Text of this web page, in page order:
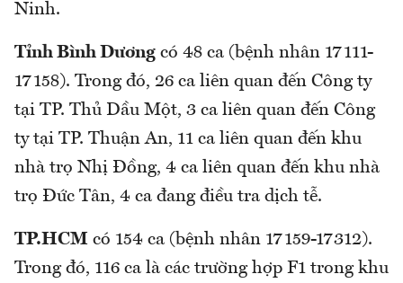
Ninh.
Tỉnh Bình Dương có 48 ca (bệnh nhân 17111-
17158). Trong đó, 26 ca liên quan đến Công ty
tại TP. Thủ Dầu Một, 3 ca liên quan đến Công
ty tại TP. Thuận An, 11 ca liên quan đến khu
nhà trọ Nhị Đồng, 4 ca liên quan đến khu nhà
trọ Đức Tân, 4 ca đang điều tra dịch tễ.
TP.HCM có 154 ca (bệnh nhân 17159-17312).
Trong đó, 116 ca là các trường hợp F1 trong khu